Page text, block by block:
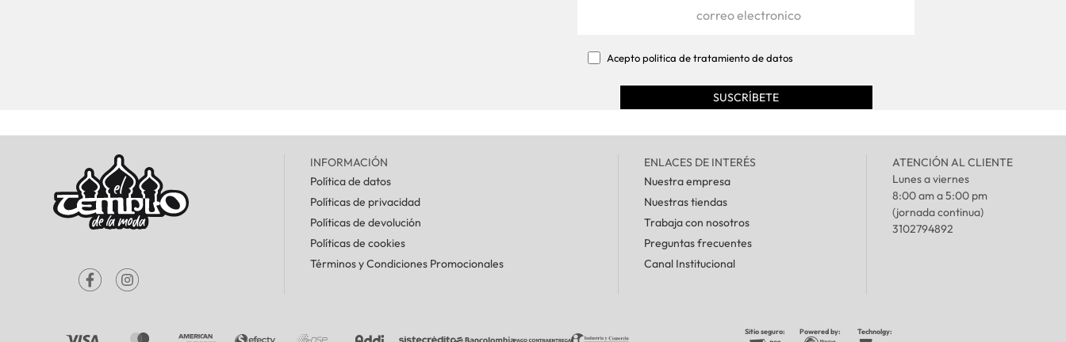
Acepto politica de tratamiento de datos
INFORMACIÓN
Política de datos
Políticas de privacidad
Políticas de devolución
Políticas de cookies
Términos y Condiciones Promocionales
ENLACES DE INTERÉS
Nuestra empresa
Nuestras tiendas
Trabaja con nosotros
Preguntas frecuentes
Canal Institucional
ATENCIÓN AL CLIENTE
Lunes a viernes
8:00 am a 5:00 pm
(jornada continua)
3102794892
Sitio seguro: Powered by: Technolgy: